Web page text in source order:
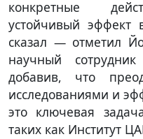
конкретные
устойчивый
сказал — отметил
научный сотрудник
добавив, что
исследованиями и
это ключевая
таких как Институт